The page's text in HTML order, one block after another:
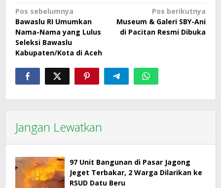
Navigasi
pos
Pos sebelumnya
Bawaslu RI Umumkan
Nama-Nama yang Lulus
Seleksi Bawaslu
Kabupaten/Kota di Aceh
Pos berikutnya
Museum & Galeri SBY-Ani
di Pacitan Resmi Dibuka
Jangan Lewatkan
97 Unit Bangunan di Pasar Jagong
Jeget Terbakar, 2 Warga Dilarikan ke
RSUD Datu Beru